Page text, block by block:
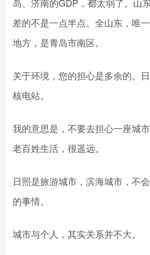
差的不是一点半点。全山东，唯
地方，是青岛市南区。
关于环境，您的担心是多余的。
核电站。
我的意思是，不要去担心一座城
老百姓生活，很遥远。
日照是旅游城市，滨海城市，不
的事情。
城市与个人，其实关系并不大。